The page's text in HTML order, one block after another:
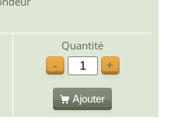
Quantité
-
+
Ajouter